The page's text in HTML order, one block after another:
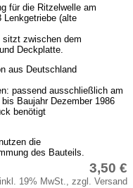
für die Ritzelwelle am
Lenkgetriebe (alte
sitzt zwischen dem
Deckplatte.
aus Deutschland
passend ausschließlich am
bis Baujahr Dezember 1986
benötigt
die
des Bauteils.
3,50 €
inkl. 19% MwSt., zzgl. Versand